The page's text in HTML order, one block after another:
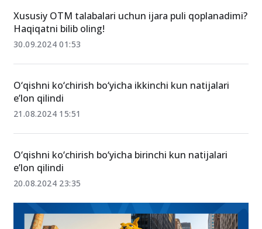
27-avgust 17:59
Haqiqatni bilib oling!
30.09.2024 01:53
e’lon qilindi
21.08.2024 15:51
20.08.2024 23:35